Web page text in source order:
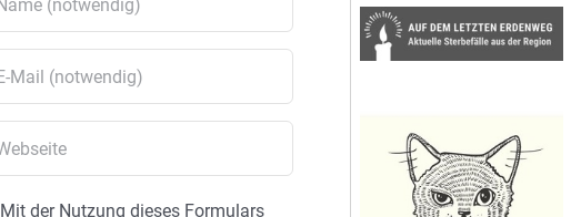
Mit der Nutzung dieses Formulars